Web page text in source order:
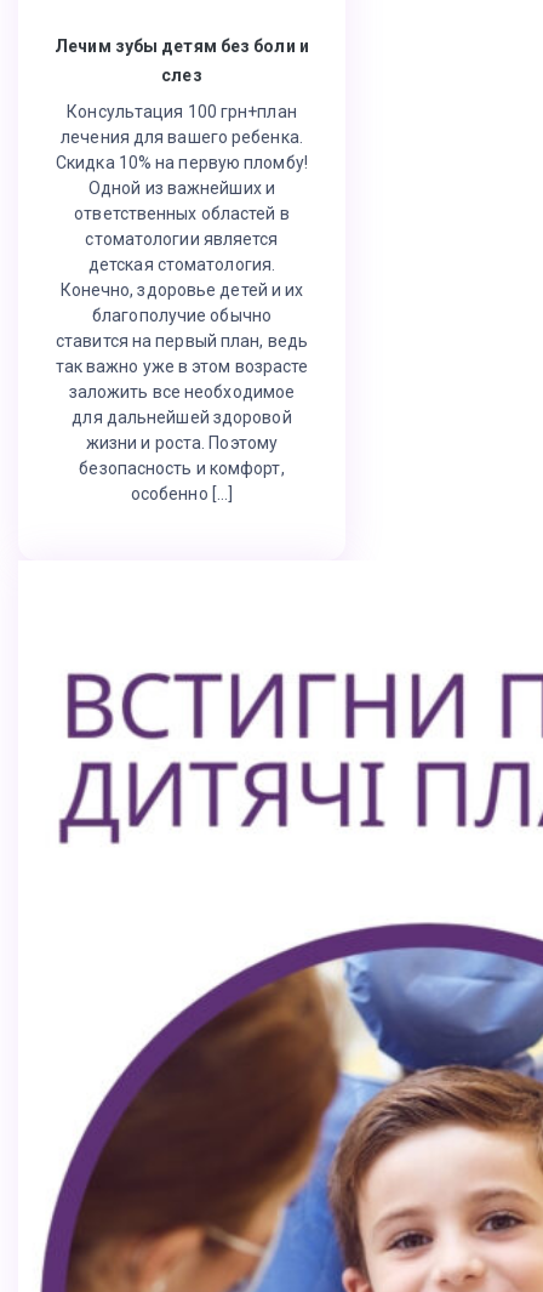
Лечим зубы детям без боли и
слез
Консультация 100 грн+план
лечения для вашего ребенка.
Скидка 10% на первую пломбу!
Одной из важнейших и
ответственных областей в
стоматологии является
детская стоматология.
Конечно, здоровье детей и их
благополучие обычно
ставится на первый план, ведь
так важно уже в этом возрасте
заложить все необходимое
для дальнейшей здоровой
жизни и роста. Поэтому
безопасность и комфорт,
особенно […]